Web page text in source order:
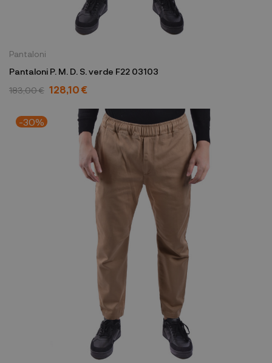
Pantaloni
Pantaloni P. M. D. S. verde F22 03103
183,00 € 128,10 €
-30%